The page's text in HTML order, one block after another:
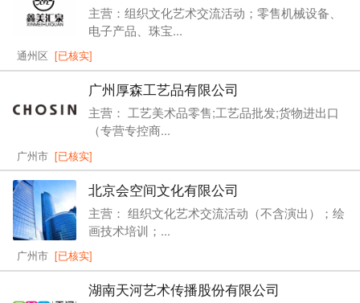
主营：组织文化艺术交流活动；零售机械设备、
电子产品、珠宝...
通州区 [已核实]
广州厚森工艺品有限公司
主营： 工艺美术品零售;工艺品批发;货物进出口
（专营专控商...
广州市 [已核实]
北京会空间文化有限公司
主营： 组织文化艺术交流活动（不含演出）；绘
画技术培训；...
广州市 [已核实]
湖南天河艺术传播股份有限公司